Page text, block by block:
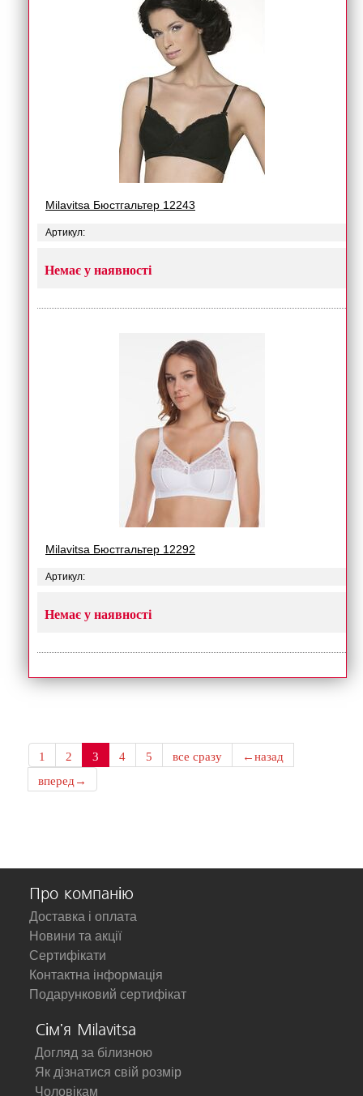
Milavitsa Бюстгальтер 12243
Артикул:
Немає у наявності
Milavitsa Бюстгальтер 12292
Артикул:
Немає у наявності
1 2 3 4 5 все сразу
←назад
вперед→
Про компанію
Доставка і оплата
Новини та акції
Сертифікати
Контактна інформація
Подарунковий сертифікат
Сім'я Milavitsa
Догляд за білизною
Як дізнатися свій розмір
Чоловікам